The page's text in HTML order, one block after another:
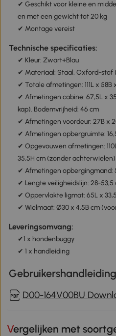
✔ Geschikt voor kleine en
en met een gewicht tot 20 kg
✔ Montage vereist
Technische specificaties:
✔ Kleur: Zwart+Blau
✔ Materiaal: Staal, Oxford-stof
✔ Totale afmetingen: 111L x 58B
✔ Afmetingen cabine: 67,5L x
kap). Bodemvrijheid: 46 cm
✔ Afmetingen voordeur: 27B x
✔ Afmetingen opbergruimte:
✔ Opgevouwen afmetingen:
35,5H cm (zonder achterwielen)
✔ Afmetingen opbergingmand:
✔ Lengte veiligheidslijn: 28-53,5
✔ Oppervlakte ligmat: 65L x
✔ Wielmaat: Ø30 x 4,5B cm
Leveringsomvang:
✔1 x hondenbuggy
✔ 1 x handleiding
Gebruikershandleiding
D00-164V00BU
Vergelijken met